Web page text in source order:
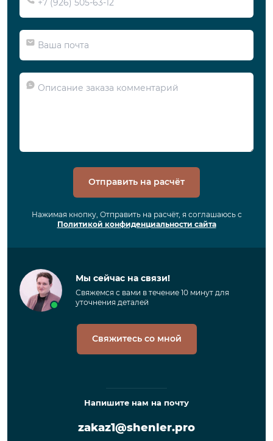
Отправить на расчёт
Нажимая кнопку, Отправить на расчёт, я соглашаюсь с
Политикой конфиденциальности сайта
Мы сейчас на связи!
Свяжемся с вами в течение 10 минут для
уточнения деталей
Свяжитесь со мной
Напишите нам на почту
zakaz1@shenler.pro